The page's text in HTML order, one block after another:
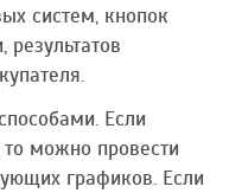
систем, кнопок
результатов
Если
то можно провести
графиков. Если